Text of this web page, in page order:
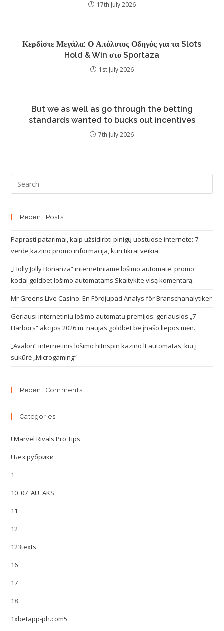
17th July 2026
Κερδίστε Μεγάλα: Ο Απόλυτος Οδηγός για τα Slots
Hold & Win στο Sportaza
1st July 2026
But we as well as go through the betting
standards wanted to bucks out incentives
7th July 2026
Recent Posts
Paprasti patarimai, kaip užsidirbti pinigų uostuose internete: 7
verde kazino promo informacija, kuri tikrai veikia
„Holly Jolly Bonanza“ internetiniame lošimo automate. promo
kodai goldbet lošimo automatams Skaitykite visą komentarą.
Mr Greens Live Casino: En Fördjupad Analys för Branschanalytiker
Geriausi internetinių lošimo automatų premijos: geriausios „7
Harbors“ akcijos 2026 m. naujas goldbet be įnašo liepos mėn.
„Avalon“ internetinis lošimo hitnspin kazino lt automatas, kurį
sukūrė „Microgaming“
Recent Comments
Categories
! Marvel Rivals Pro Tips
! Без рубрики
1
10_07_AU_AKS
11
12
123texts
16
17
18
1xbetapp-ph.com5